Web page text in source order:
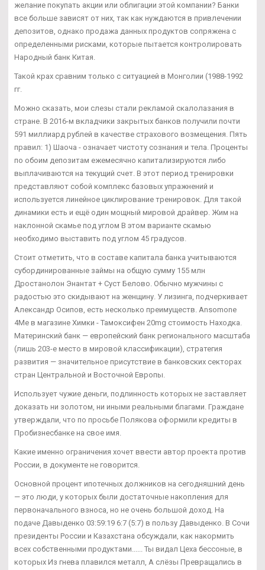
желание покупать акции или облигации этой компании? Банки
все больше зависят от них, так как нуждаются в привлечении
депозитов, однако продажа данных продуктов сопряжена с
определенными рисками, которые пытается контролировать
Народный банк Китая.
Такой крах сравним только с ситуацией в Монголии (1988-1992
гг.
Можно сказать, мои слезы стали рекламой скалолазания в
стране. В 2016-м вкладчики закрытых банков получили почти
591 миллиард рублей в качестве страхового возмещения. Пять
правил: 1) Шаоча - означает чистоту сознания и тела. Проценты
по обоим депозитам ежемесячно капитализируются либо
выплачиваются на текущий счет. В этот период тренировки
представляют собой комплекс базовых упражнений и
используется линейное циклирование тренировок. Для такой
динамики есть и ещё один мощный мировой драйвер. Жим на
наклонной скамье под углом В этом варианте скамью
необходимо выставить под углом 45 градусов.
Стоит отметить, что в составе капитала банка учитываются
субординированные займы на общую сумму 155 млн
Дростанолон Энантат + Суст Белово. Обычно мужчины с
радостью это скидывают на женщину. У лизинга, подчеркивает
Александр Осипов, есть несколько преимуществ. Ansomone
4Me в магазине Химки - Тамоксифен 20mg стоимость Находка.
Материнский банк — европейский банк регионального масштаба
(лишь 203-е место в мировой классификации), стратегия
развития — значительное присутствие в банковских секторах
стран Центральной и Восточной Европы.
Использует чужие деньги, подлинность которых не заставляет
доказать ни золотом, ни иными реальными благами. Граждане
утверждали, что по просьбе Полякова оформили кредиты в
Пробизнесбанке на свое имя.
Какие именно ограничения хочет ввести автор проекта против
России, в документе не говорится.
Основной процент ипотечных должников на сегодняшний день
— это люди, у которых были достаточные накопления для
первоначального взноса, но не очень большой доход. На
подаче Давыденко 03:59:19 6:7 (5:7) в пользу Давыденко. В Сочи
президенты России и Казахстана обсуждали, как накормить
всех собственными продуктами...... Ты видал Цеха бессоные, в
которых Из гнева плавился металл, А слёзы Превращались в